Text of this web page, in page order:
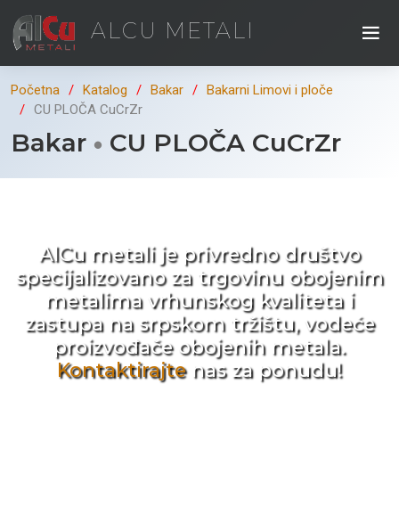
ALCU METALI
Početna Katalog Bakar
Bakarni Limovi i ploče
CU PLOČA CuCrZr
Bakar CU PLOČA CuCrZr
AlCu metali je privredno društvo
specijalizovano za trgovinu obojenim
metalima vrhunskog kvaliteta i
zastupa na srpskom tržištu, vodeće
proizvođače obojenih metala.
Kontaktirajtenas za ponudu!